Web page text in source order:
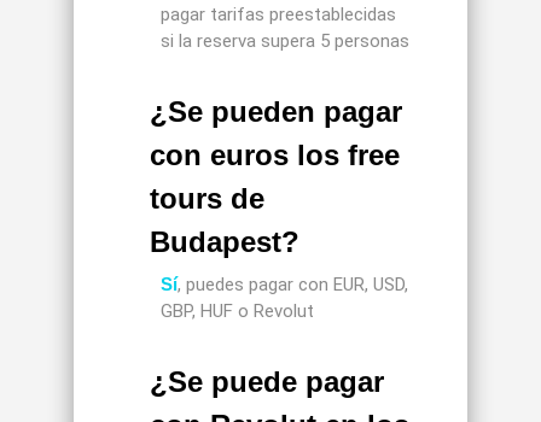
pagar tarifas preestablecidas
si la reserva supera 5 personas
¿Se pueden pagar
con euros los free
tours de
Budapest?
Sí, puedes pagar con EUR, USD,
GBP, HUF o Revolut
¿Se puede pagar